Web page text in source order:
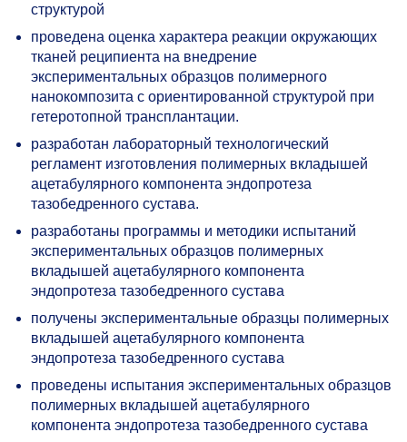
структурой
проведена оценка характера реакции окружающих
тканей реципиента на внедрение
экспериментальных образцов полимерного
нанокомпозита с ориентированной структурой при
гетеротопной трансплантации.
разработан лабораторный технологический
регламент изготовления полимерных вкладышей
ацетабулярного компонента эндопротеза
тазобедренного сустава.
разработаны программы и методики испытаний
экспериментальных образцов полимерных
вкладышей ацетабулярного компонента
эндопротеза тазобедренного сустава
получены экспериментальные образцы полимерных
вкладышей ацетабулярного компонента
эндопротеза тазобедренного сустава
проведены испытания экспериментальных образцов
полимерных вкладышей ацетабулярного
компонента эндопротеза тазобедренного сустава